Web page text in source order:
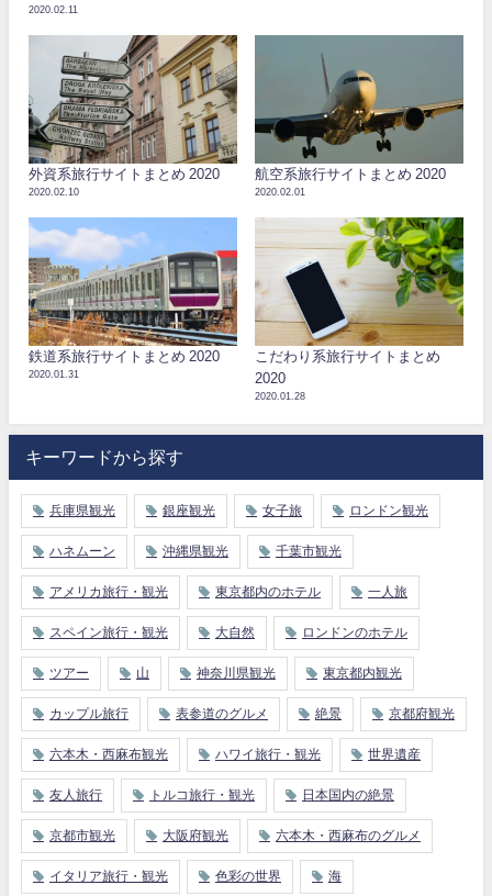
2020.02.11
外資系旅行サイトまとめ 2020
2020.02.10
航空系旅行サイトまとめ 2020
2020.02.01
鉄道系旅行サイトまとめ 2020
2020.01.31
こだわり系旅行サイトまとめ
2020
2020.01.28
キーワードから探す
兵庫県観光 銀座観光 女子旅 ロンドン観光
ハネムーン 沖縄県観光 千葉市観光
アメリカ旅行・観光 東京都内のホテル 一人旅
スペイン旅行・観光 大自然 ロンドンのホテル
ツアー 山 神奈川県観光 東京都内観光
カップル旅行 表参道のグルメ 絶景 京都府観光
六本木・西麻布観光 ハワイ旅行・観光 世界遺産
友人旅行 トルコ旅行・観光 日本国内の絶景
京都市観光 大阪府観光 六本木・西麻布のグルメ
イタリア旅行・観光 色彩の世界 海